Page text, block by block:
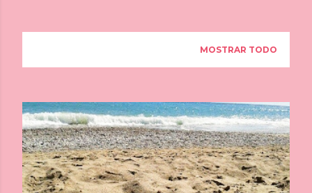
E
t
r
a
MOSTRAR TODO